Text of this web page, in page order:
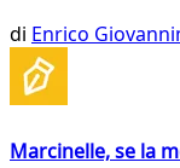
di Enrico
Marcinelle, se la